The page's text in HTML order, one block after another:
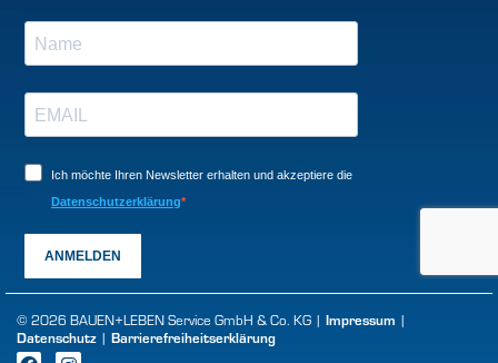
Ich möchte Ihren Newsletter erhalten und akzeptiere die
Datenschutzerklärung
ANMELDEN
© 2026 BAUEN+LEBEN Service GmbH & Co. KG | Impressum |
Datenschutz | Barrierefreiheitserklärung